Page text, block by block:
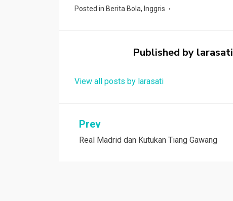
b
er s
p
Posted in Berita Bola, Inggris
Published by larasati
View all posts by larasati
Navigasi
pos
Prev
Real Madrid dan Kutukan Tiang Gawang